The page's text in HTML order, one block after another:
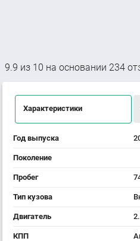
9.9 из 10 на основании 234
Характеристики
Год выпуска
Поколение
Пробег
Тип кузова
Двигатель
КПП